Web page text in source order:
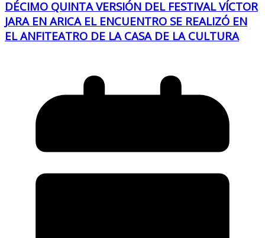
DÉCIMO QUINTA VERSIÓN DEL FESTIVAL VÍCTOR
JARA EN ARICA EL ENCUENTRO SE REALIZÓ EN
EL ANFITEATRO DE LA CASA DE LA CULTURA